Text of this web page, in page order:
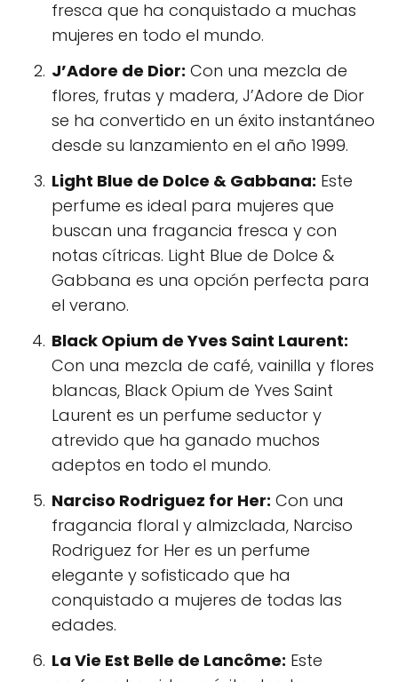
fresca que ha conquistado a muchas
mujeres en todo el mundo.
J’Adore de Dior: Con una mezcla de
flores, frutas y madera, J’Adore de Dior
se ha convertido en un éxito instantáneo
desde su lanzamiento en el año 1999.
Light Blue de Dolce & Gabbana: Este
perfume es ideal para mujeres que
buscan una fragancia fresca y con
notas cítricas. Light Blue de Dolce &
Gabbana es una opción perfecta para
el verano.
Black Opium de Yves Saint Laurent:
Con una mezcla de café, vainilla y flores
blancas, Black Opium de Yves Saint
Laurent es un perfume seductor y
atrevido que ha ganado muchos
adeptos en todo el mundo.
Narciso Rodriguez for Her: Con una
fragancia floral y almizclada, Narciso
Rodriguez for Her es un perfume
elegante y sofisticado que ha
conquistado a mujeres de todas las
edades.
La Vie Est Belle de Lancôme: Este